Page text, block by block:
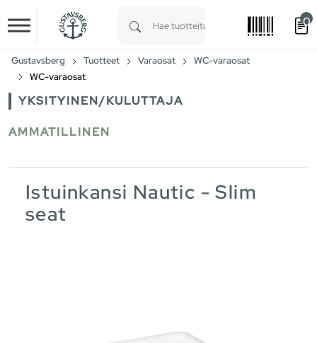
Skip to main content
0
Gustavsberg Tuotteet Varaosat
WC-varaosat
WC-varaosat
YKSITYINEN/KULUTTAJA
AMMATILLINEN
Istuinkansi Nautic - Slim
seat